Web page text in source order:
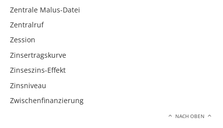
Zentrale Malus-Datei
Zentralruf
Zession
Zinsertragskurve
Zinseszins-Effekt
Zinsniveau
Zwischenfinanzierung
NACH OBEN